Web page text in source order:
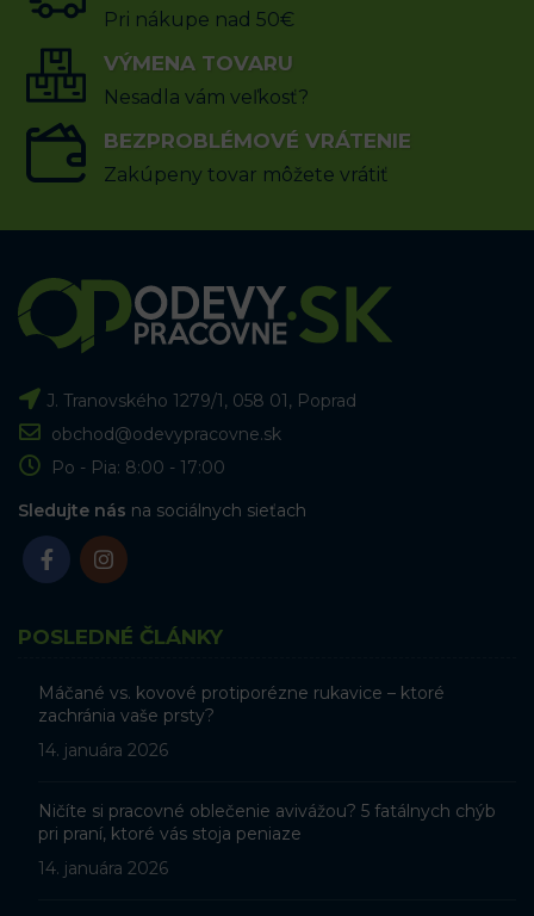
Pri nákupe nad 50€
VÝMENA TOVARU
Nesadla vám veľkosť?
BEZPROBLÉMOVÉ VRÁTENIE
Zakúpeny tovar môžete vrátiť
J. Tranovského 1279/1, 058 01, Poprad
obchod@odevypracovne.sk
Po - Pia: 8:00 - 17:00
Sledujte nás na sociálnych sieťach
POSLEDNÉ ČLÁNKY
Máčané vs. kovové protiporézne rukavice – ktoré
zachránia vaše prsty?
14. januára 2026
Ničíte si pracovné oblečenie avivážou? 5 fatálnych chýb
pri praní, ktoré vás stoja peniaze
14. januára 2026